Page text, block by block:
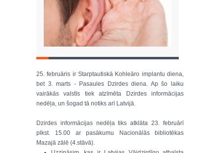
25. februāris ir Starptautiskā Kohleāro implantu diena,
bet 3. marts - Pasaules Dzirdes diena. Ap šo laiku
vairākās valstīs tiek atzīmēta Dzirdes informācijas
nedēļa, un šogad tā notiks arī Latvijā.
Dzirdes informācijas nedēļa tiks atklāta 23. februārī
plkst. 15.00 ar pasākumu Nacionālās bibliotēkas
Mazajā zālē (4.stāvā).